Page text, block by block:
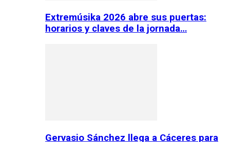
Extremúsika 2026 abre sus puertas:
horarios y claves de la jornada…
Gervasio Sánchez llega a Cáceres para